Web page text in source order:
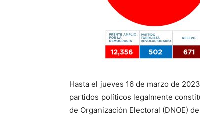
Hasta el jueves 16 de marzo de
partidos políticos legalmente
de Organización Electoral (DNOE)